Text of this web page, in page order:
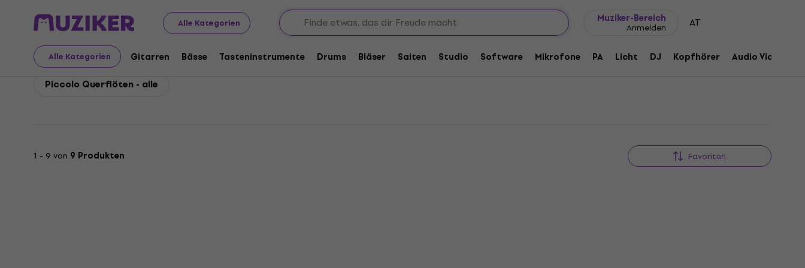
Alle Kategorien
Muziker-Bereich
Anmelden AT
Alle Kategorien Gitarren Bässe Tasteninstrumente Drums Bläser Saiten Studio Software Mikrofone PA Licht DJ Kopfhörer Audio Video
Yamaha Bläser Querflöten Yamaha Piccolo Querflöten
Yamaha Piccolo Querflöten
Piccolo Querflöten - alle
1 - 9 von 9 Produkten Favoriten